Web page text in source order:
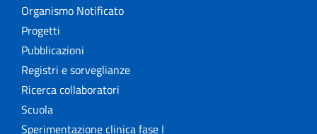
Organismo Notificato
Progetti
Pubblicazioni
Registri e sorveglianze
Ricerca collaboratori
Scuola
Sperimentazione clinica fase I